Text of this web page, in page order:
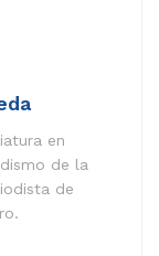
en
de la
de